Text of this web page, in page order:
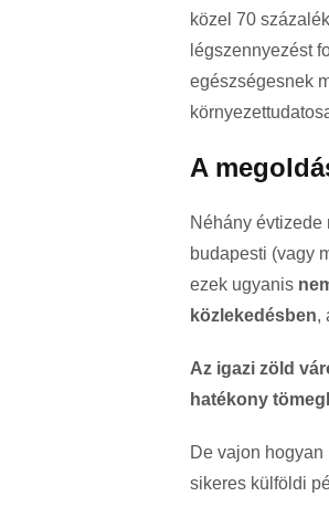
közel 70
légszennyezést
egészségesnek
A
Néhány
budapesti (vagy
ezek ugyanis
közlekedésben,
Az igazi zöld
hatékony
De vajon
sikeres külföldi